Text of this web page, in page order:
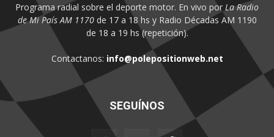
Programa radial sobre el deporte motor. En vivo por La Radio
de Mi País AM 1170de 17 a 18 hs y Radio Décadas AM 1190
de 18 a 19 hs (repetición).
Contactanos: info@polepositionweb.net
SEGUÍNOS